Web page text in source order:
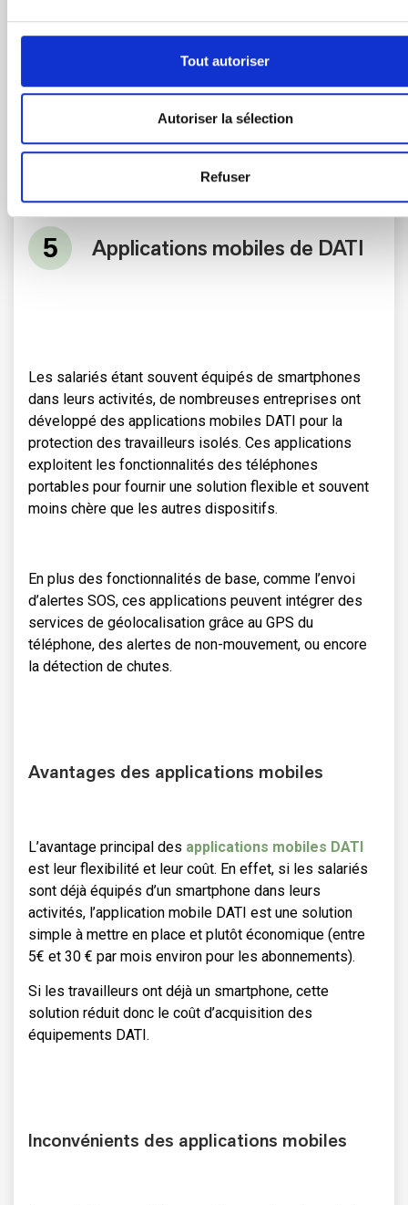
Tout autoriser
Autoriser la sélection
Refuser
Applications mobiles de DATI
Les salariés étant souvent équipés de smartphones
dans leurs activités, de nombreuses entreprises ont
développé des applications mobiles DATI pour la
protection des travailleurs isolés. Ces applications
exploitent les fonctionnalités des téléphones
portables pour fournir une solution flexible et souvent
moins chère que les autres dispositifs.
En plus des fonctionnalités de base, comme l’envoi
d’alertes SOS, ces applications peuvent intégrer des
services de géolocalisation grâce au GPS du
téléphone, des alertes de non-mouvement, ou encore
la détection de chutes.
Avantages des applications mobiles
L’avantage principal des applications mobiles DATI
est leur flexibilité et leur coût. En effet, si les salariés
sont déjà équipés d’un smartphone dans leurs
activités, l’application mobile DATI est une solution
simple à mettre en place et plutôt économique (entre
5€ et 30 € par mois environ pour les abonnements).
Si les travailleurs ont déjà un smartphone, cette
solution réduit donc le coût d’acquisition des
équipements DATI.
Inconvénients des applications mobiles